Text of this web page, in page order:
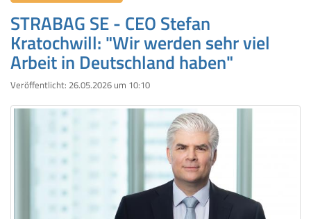
STRABAG SE - CEO Stefan
Kratochwill: "Wir werden sehr viel
Arbeit in Deutschland haben"
Veröffentlicht: 26.05.2026 um 10:10